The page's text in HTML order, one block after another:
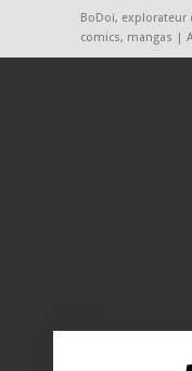
BoDoï, explorateur
comics, mangas |